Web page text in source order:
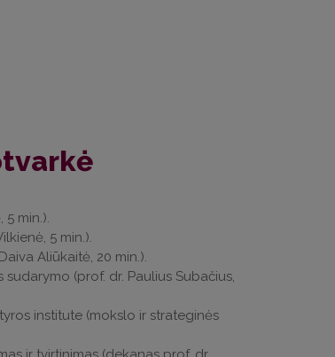
min.).
5 min.).
Aliūkaitė, 20 min.).
(prof. dr. Paulius Subačius,
institute (mokslo ir strateginės